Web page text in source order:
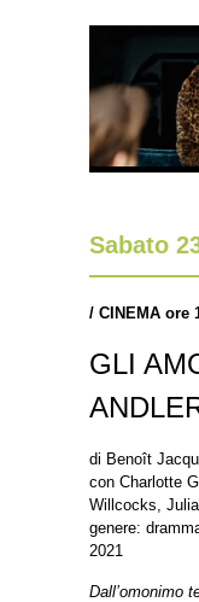
Sabato
/ CINEMA ore
GLI
di Benoît
con Charlotte
Willcocks,
genere:
2021
Dall’omonimo